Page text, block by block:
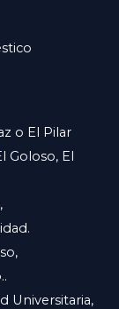
o El Pilar
Goloso, El
Universitaria,